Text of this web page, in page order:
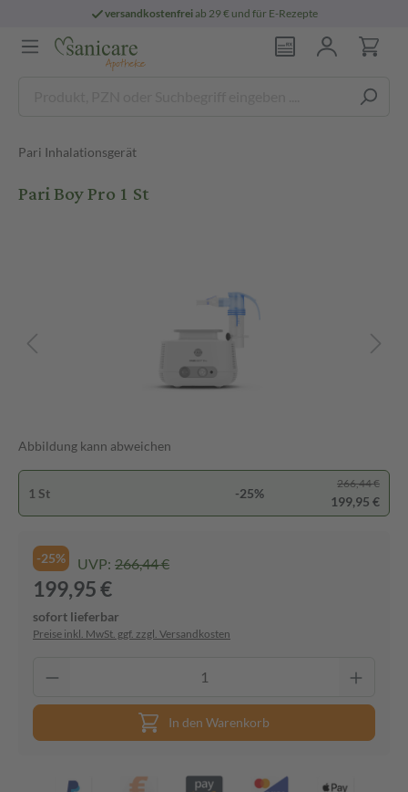
versandkostenfreiab 29 € und für E-Rezepte
Pari Inhalationsgerät
Pari Boy Pro 1 St
Abbildung kann abweichen
1 St -25%
266,44 €
199,95 €
-25% UVP: 266,44 €
199,95 €
sofort lieferbar
Preise inkl. MwSt. ggf. zzgl. Versandkosten
In den Warenkorb